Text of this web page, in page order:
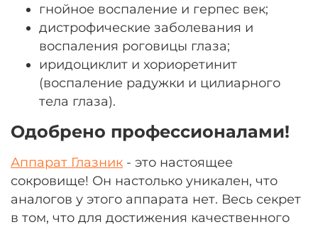
гнойное воспаление и герпес век;
дистрофические заболевания и
воспаления роговицы глаза;
иридоциклит и хориоретинит
(воспаление радужки и цилиарного
тела глаза).
Одобрено профессионалами!
Аппарат Глазник - это настоящее
сокровище! Он настолько уникален, что
аналогов у этого аппарата нет. Весь секрет
в том, что для достижения качественного